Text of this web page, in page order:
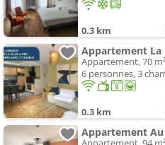
0.3 km
Appartement La
Appartement, 70 m²
6 personnes, 3
0.3 km
Appartement